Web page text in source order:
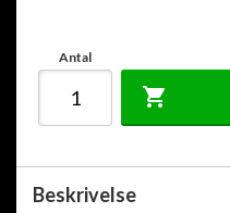
Antal
Beskrivelse